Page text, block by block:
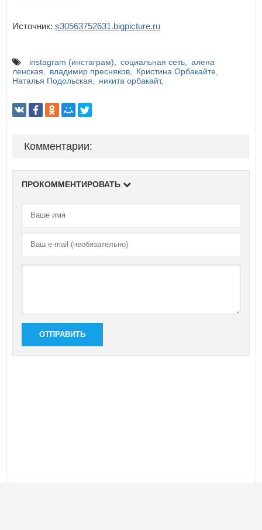
Источник: s30563752631.bigpicture.ru
instagram (инстаграм) социальная сеть
алена
ленская
владимир пресняков
Кристина Орбакайте
Наталья Подольская
никита орбакайт
Комментарии:
ПРОКОММЕНТИРОВАТЬ
ОТПРАВИТЬ